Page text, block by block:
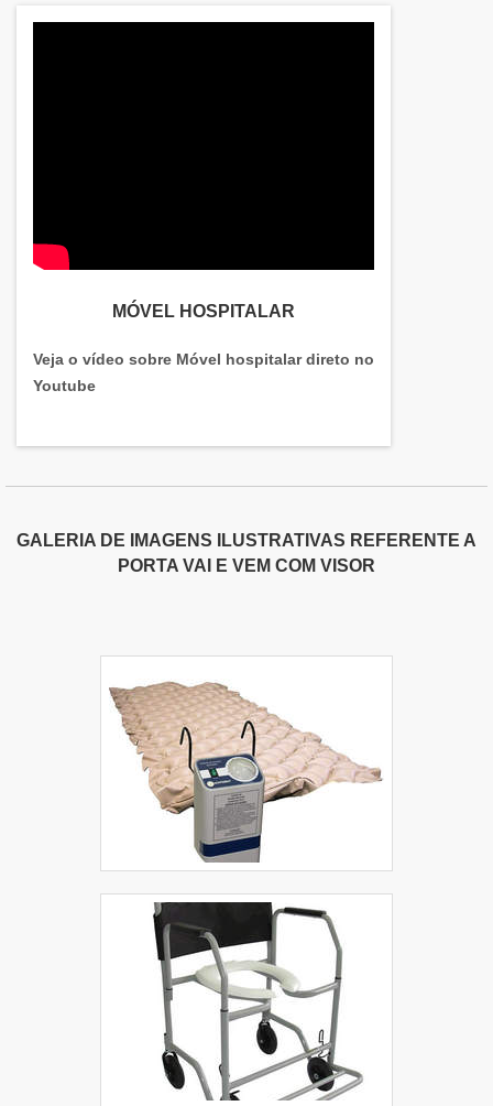
MÓVEL HOSPITALAR
Veja o vídeo sobre Móvel hospitalar direto no
Youtube
GALERIA DE IMAGENS ILUSTRATIVAS REFERENTE A
PORTA VAI E VEM COM VISOR